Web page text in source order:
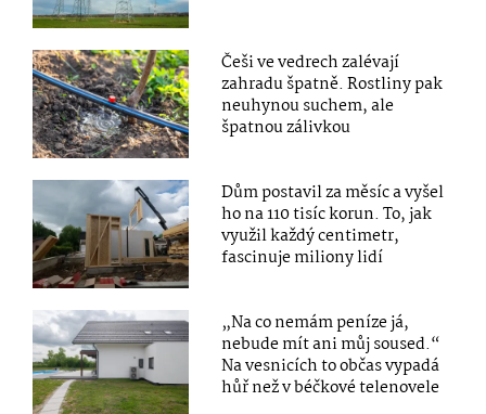
Češi ve vedrech zalévají
zahradu špatně. Rostliny pak
neuhynou suchem, ale
špatnou zálivkou
Dům postavil za měsíc a vyšel
ho na 110 tisíc korun. To, jak
využil každý centimetr,
fascinuje miliony lidí
„Na co nemám peníze já,
nebude mít ani můj soused.“
Na vesnicích to občas vypadá
hůř než v béčkové telenovele